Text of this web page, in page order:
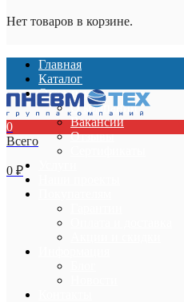
Нет товаров в корзине.
Главная
Каталог
О компании
О компании
Вакансии
Отзывы
0
Всего
0 ₽